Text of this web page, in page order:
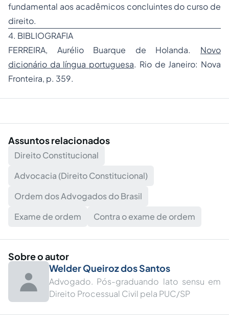
fundamental aos acadêmicos concluintes do curso de
direito.
4. BIBLIOGRAFIA
FERREIRA, Aurélio Buarque de Holanda. Novo
dicionário da língua portuguesa. Rio de Janeiro: Nova
Fronteira, p. 359.
Assuntos relacionados
Direito Constitucional
Advocacia (Direito Constitucional)
Ordem dos Advogados do Brasil
Exame de ordem
Contra o exame de ordem
Sobre o autor
Welder Queiroz dos Santos
Advogado. Pós-graduando lato sensu em
Direito Processual Civil pela PUC/SP